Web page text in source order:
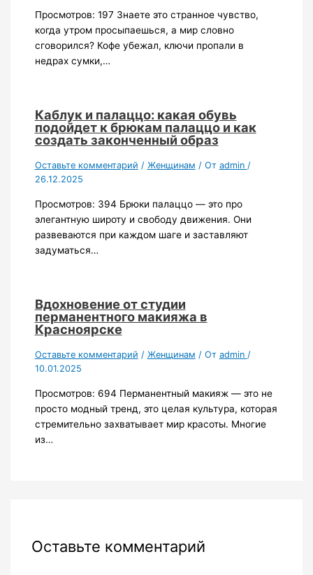
Просмотров: 197 Знаете это странное чувство,
когда утром просыпаешься, а мир словно
сговорился? Кофе убежал, ключи пропали в
недрах сумки,…
Каблук и палаццо: какая обувь
подойдет к брюкам палаццо и как
создать законченный образ
Оставьте комментарий / Женщинам / От admin /
26.12.2025
Просмотров: 394 Брюки палаццо — это про
элегантную широту и свободу движения. Они
развеваются при каждом шаге и заставляют
задуматься…
Вдохновение от студии
перманентного макияжа в
Красноярске
Оставьте комментарий / Женщинам / От admin /
10.01.2025
Просмотров: 694 Перманентный макияж — это не
просто модный тренд, это целая культура, которая
стремительно захватывает мир красоты. Многие
из…
Оставьте комментарий